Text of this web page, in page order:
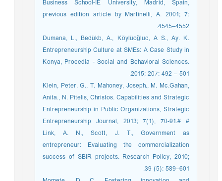
Business School-IE University, Madrid, Spain,
previous edition article by Martinelli, A. 2001; 7:
4545–4552.
Dumana, L., Bedükb, A., Köylüoğluc, A S., Ay. K.
Entrepreneurship Culture at SMEs: A Case Study in
Konya, Procedia - Social and Behavioral Sciences.
2015; 207: 492 – 501.
Klein, Peter. G., T. Mahoney, Joseph., M. Mc.Gahan,
Anita., N. Pitelis, Christos. Capabilities and Strategic
Entrepreneurship in Public Organizations, Strategic
Entrepreneurship Journal, 2013; 7(1), 70-91.# #
Link, A. N., Scott, J. T., Government as
entrepreneur: Evaluating the commercialization
success of SBIR projects. Research Policy, 2010;
39 (5): 589–601.